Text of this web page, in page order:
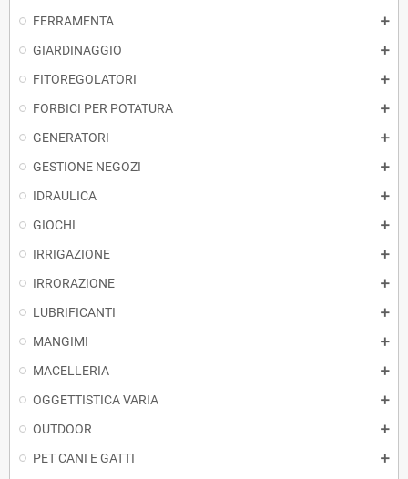
FERRAMENTA
GIARDINAGGIO
FITOREGOLATORI
FORBICI PER POTATURA
GENERATORI
GESTIONE NEGOZI
IDRAULICA
GIOCHI
IRRIGAZIONE
IRRORAZIONE
LUBRIFICANTI
MANGIMI
MACELLERIA
OGGETTISTICA VARIA
OUTDOOR
PET CANI E GATTI